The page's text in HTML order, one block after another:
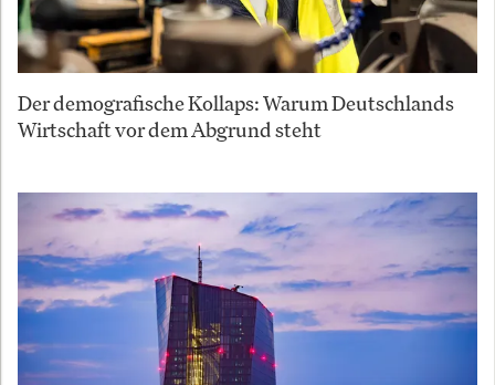
Der demografische Kollaps: Warum Deutschlands
Wirtschaft vor dem Abgrund steht